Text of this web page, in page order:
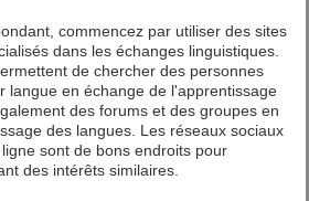
commencez par utiliser des sites
dans les échanges linguistiques.
de chercher des personnes
langue en échange de l'apprentissage
des forums et des groupes en
des langues. Les réseaux sociaux
sont de bons endroits pour
des intérêts similaires.